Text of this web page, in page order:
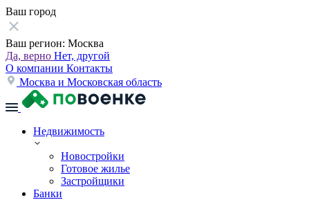
Ваш город
Ваш регион: Москва
Да, верно Нет, другой
О компании Контакты
Москва и Московская область
Недвижимость
Новостройки
Готовое жилье
Застройщики
Банки